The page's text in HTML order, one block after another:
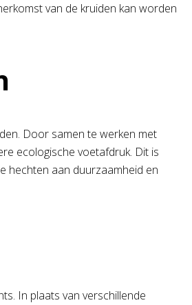
van de kruiden kan worden
Door samen te werken met
ecologische voetafdruk. Dit is
hechten aan duurzaamheid en
In plaats van verschillende